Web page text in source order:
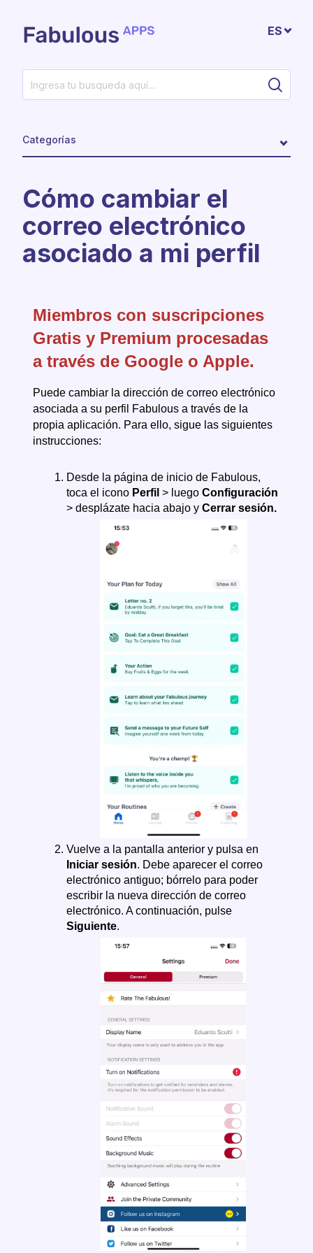
ES
Categorías
Cómo cambiar el
correo electrónico
asociado a mi perfil
Miembros con suscripciones
Gratis y Premium procesadas
a través de Google o Apple.
Puede cambiar la dirección de correo electrónico
asociada a su perfil Fabulous a través de la
propia aplicación. Para ello, sigue las siguientes
instrucciones:
Desde la página de inicio de Fabulous,
toca el icono Perfil > luego Configuración
> desplázate hacia abajo y Cerrar sesión.
Vuelve a la pantalla anterior y pulsa en
Iniciar sesión. Debe aparecer el correo
electrónico antiguo; bórrelo para poder
escribir la nueva dirección de correo
electrónico. A continuación, pulse
Siguiente.